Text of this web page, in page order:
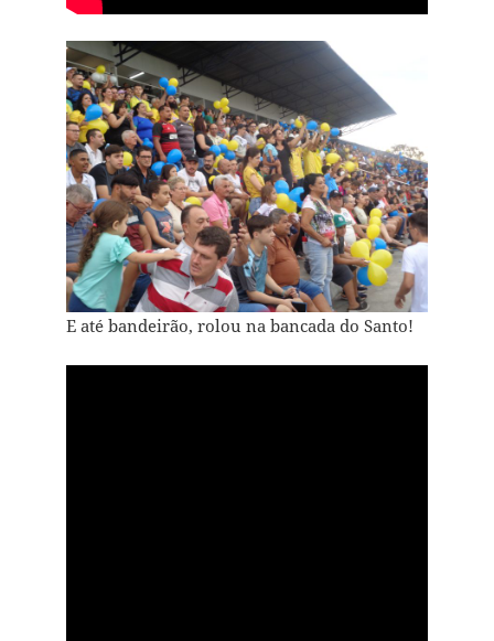
E até bandeirão, rolou na bancada do Santo!